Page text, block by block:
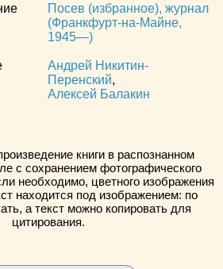
Посев (избранное), журнал
(Франкфурт-на-Майне,
1945—)
Андрей Никитин-
Перенский,
Алексей Балакин
книги в распознанном
с сохранением фотографического
необходимо, цветного изображения
находится под изображением: по
а текст можно копировать для
цитирования.